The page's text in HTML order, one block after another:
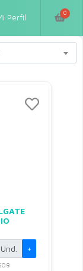
0
Perfil
Und. +